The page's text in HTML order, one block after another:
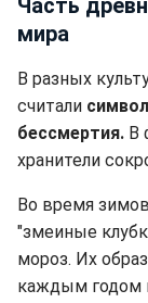
мира
В разных
считали
бессмертия. В
хранители
Во время
"змеиные
мороз. Их
каждым годом